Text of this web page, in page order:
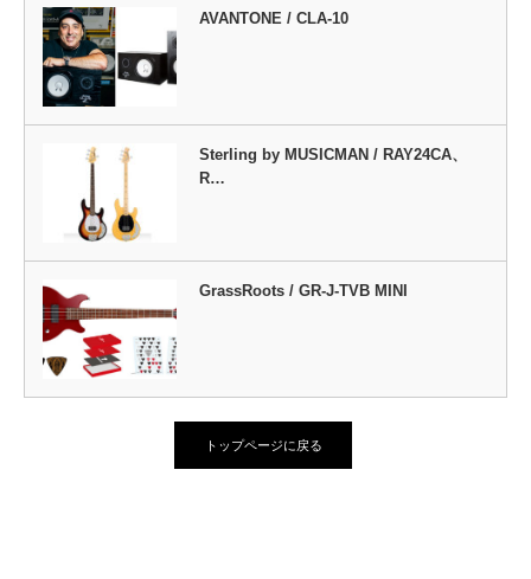
AVANTONE / CLA-10
Sterling by MUSICMAN / RAY24CA、
R…
GrassRoots / GR-J-TVB MINI
トップページに戻る